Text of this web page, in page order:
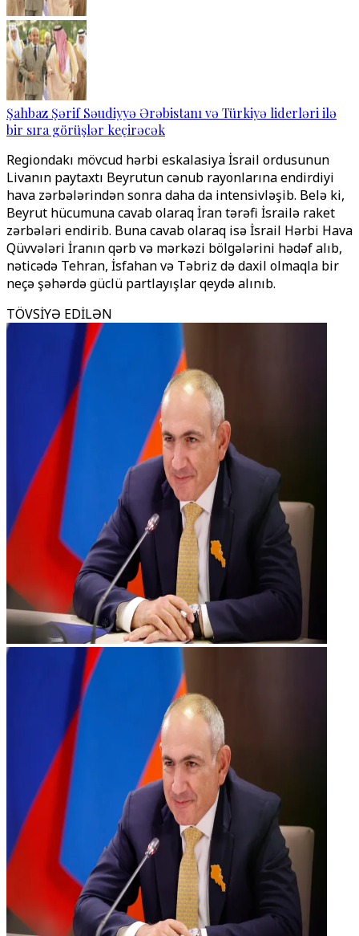
Şahbaz Şərif Səudiyyə Ərəbistanı və Türkiyə liderləri ilə
bir sıra görüşlər keçirəcək
Regiondakı mövcud hərbi eskalasiya İsrail ordusunun
Livanın paytaxtı Beyrutun cənub rayonlarına endirdiyi
hava zərbələrindən sonra daha da intensivləşib. Belə ki,
Beyrut hücumuna cavab olaraq İran tərəfi İsrailə raket
zərbələri endirib. Buna cavab olaraq isə İsrail Hərbi Hava
Qüvvələri İranın qərb və mərkəzi bölgələrini hədəf alıb,
nəticədə Tehran, İsfahan və Təbriz də daxil olmaqla bir
neçə şəhərdə güclü partlayışlar qeydə alınıb.
TÖVSİYƏ EDİLƏN